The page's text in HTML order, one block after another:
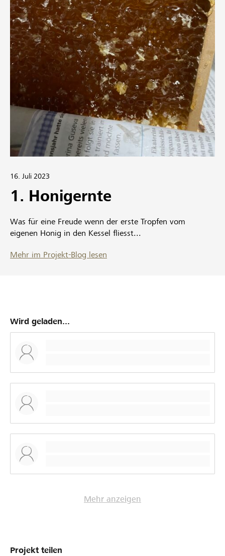
16. Juli 2023
1. Honigernte
Was für eine Freude wenn der erste Tropfen vom
eigenen Honig in den Kessel fliesst...
Mehr im Projekt-Blog lesen
Wird geladen...
Mehr anzeigen
Projekt teilen